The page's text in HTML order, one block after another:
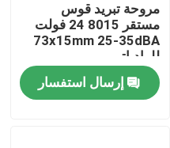
مروحة تبريد قوس
مستقر 8015 24 فولت
73x15mm 25-35dBA
للرادياتير
إرسال استفسار